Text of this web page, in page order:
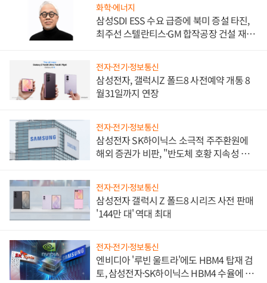
화학·에너지
삼성SDI ESS 수요 급증에 북미 증설 타진,
최주선 스텔란티스·GM 합작공장 건설 재추
전자·전기·정보통신
삼성전자, 갤럭시Z 폴드8 사전예약 개통 8
월31일까지 연장
전자·전기·정보통신
삼성전자 SK하이닉스 소극적 주주환원에
해외 증권가 비판, "반도체 호황 지속성 의
전자·전기·정보통신
삼성전자 갤럭시 Z 폴드8 시리즈 사전 판매
'144만 대' 역대 최대
전자·전기·정보통신
엔비디아 '루빈 울트라'에도 HBM4 탑재 검
토, 삼성전자·SK하이닉스 HBM4 수율에 주